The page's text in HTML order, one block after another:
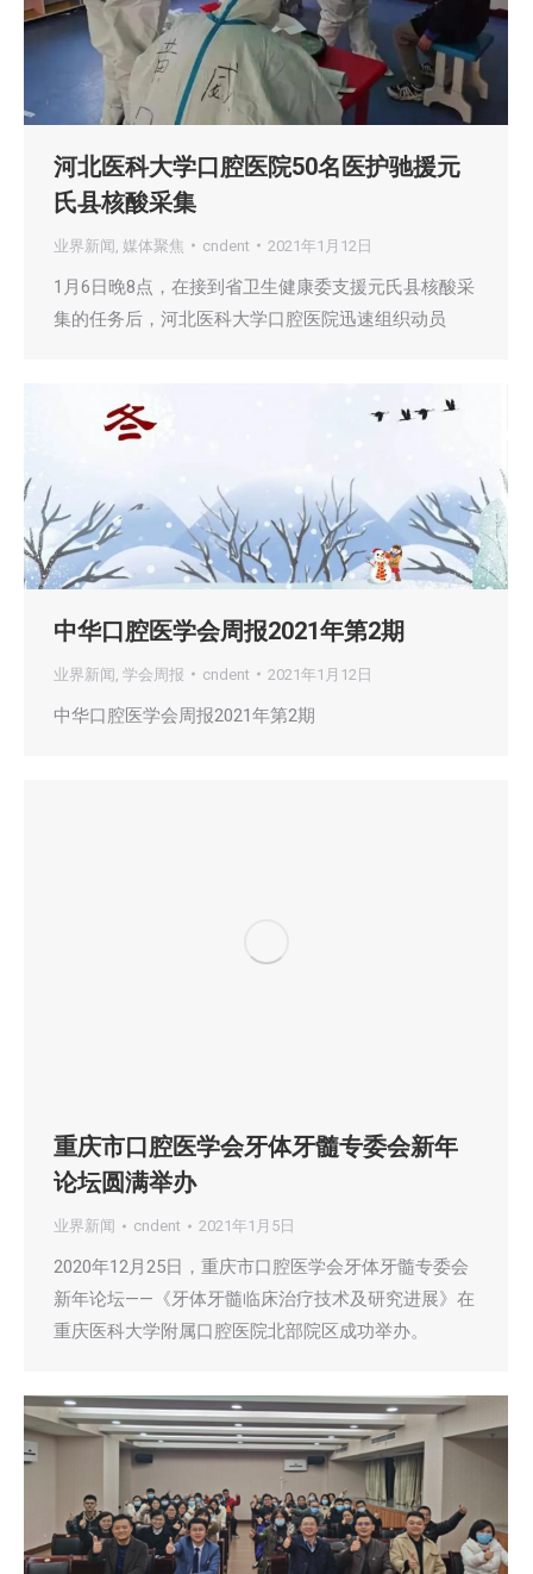
河北医科大学口腔医院50名医护驰援元
氏县核酸采集
业界新闻 媒体聚焦 cndent 2021年1月12日
1月6日晚8点，在接到省卫生健康委支援元氏县核酸采
集的任务后，河北医科大学口腔医院迅速组织动员
中华口腔医学会周报2021年第2期
业界新闻 学会周报 cndent 2021年1月12日
中华口腔医学会周报2021年第2期
重庆市口腔医学会牙体牙髓专委会新年
论坛圆满举办
业界新闻 cndent 2021年1月5日
2020年12月25日，重庆市口腔医学会牙体牙髓专委会
新年论坛——《牙体牙髓临床治疗技术及研究进展》在
重庆医科大学附属口腔医院北部院区成功举办。